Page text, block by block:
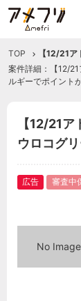
TOP
【12/21
案件詳細：【12/
ルギーでポイント
【12/21
ウロコグ
広告 審査中
No Image